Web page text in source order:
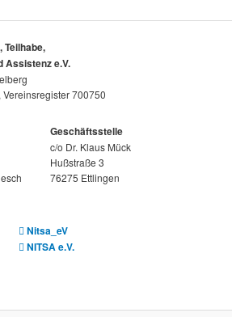
Teilhabe,
Assistenz e.V.
700750
Geschäftsstelle
c/o Dr. Klaus Mück
Hußstraße 3
76275 Ettlingen
Nitsa_eV
NITSA e.V.